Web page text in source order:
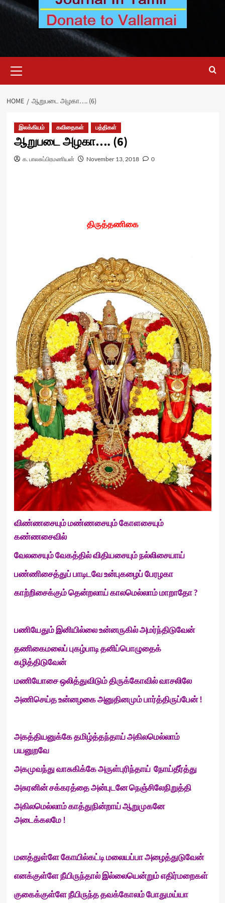
Menu
HOME ஆறுபடை அழகா…. (6)
இலக்கியம் கவிதைகள் பத்திகள்
ஆறுபடை அழகா…. (6)
க. பாலசுப்பிரமணியன் November 13, 2018 0
திருத்தணிகை
விண்ணசையும் மண்ணசையும் கோளசையும்
கண்ணசைவில்
வேலசையும் வேகத்தில் விதியசையும் நல்லிசையாய்
பண்ணிசைத்துப் பாடிடவே உன்புகழைப் பேரழகா
காற்றிசைக்கும் தென்றலாய் காலமெல்லாம் மாறாதோ ?
பணியேதும் இனியில்லை உன்னருகில் அமர்ந்திடுவேன்
தணிகைமலைப் புகழ்பாடி தனிப்பொழுதைக்
கழித்திடுவேன்
மணியோசை ஒலித்துவிடும் திருக்கோவில் வாசலிலே
அணிசெய்த உன்னழகை அனுதினமும் பார்த்திருப்பேன் !
அகத்தியனுக்கே தமிழ்த்தந்தாய் அகிலமெல்லாம்
பயனுறவே
அகமுவந்து வாசுகிக்கே அருள்புரிந்தாய் நோய்தீர்த்து
அசுரனின் சக்கரத்தை அன்புடனே நெஞ்சிலேநிறுத்தி
அகிலமெல்லாம் காத்துநின்றாய் ஆறுமுகனே
அடைக்கலமே !
மனத்துள்ளே கோயில்கட்டி மலையப்பா அழைத்துடுவேன்
எனக்குள்ளே நீயிருந்தால் இல்லையென்றும் எதிர்மறைகள்
குகைக்குள்ளே நீயிருந்த தவக்கோலம் போதுமய்யா